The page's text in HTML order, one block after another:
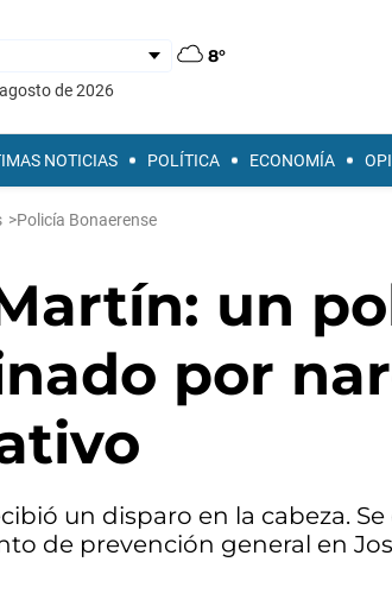
8°
de 2026
NOTICIAS POLÍTICA ECONOMÍA
>Policía Bonaerense
un
por
un disparo en la cabeza.
de prevención general en